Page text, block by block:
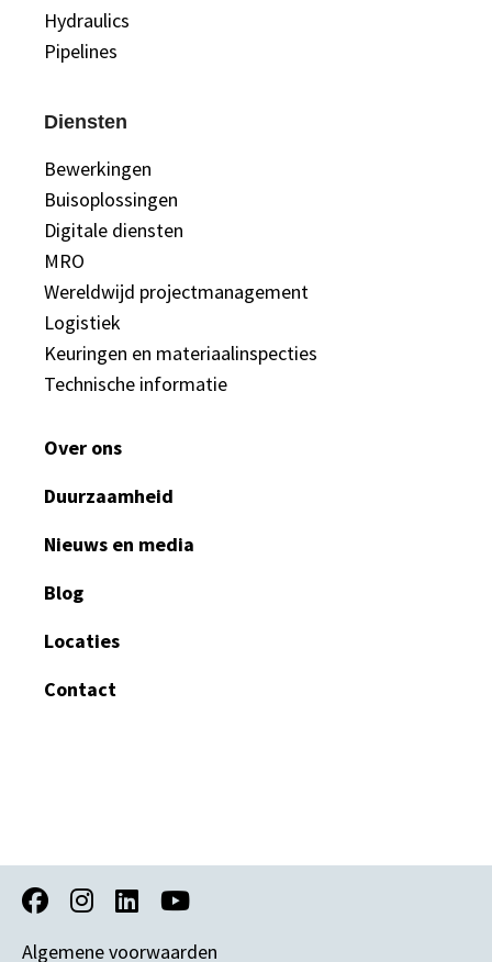
Hydraulics
Pipelines
Diensten
Bewerkingen
Buisoplossingen
Digitale diensten
MRO
Wereldwijd projectmanagement
Logistiek
Keuringen en materiaalinspecties
Technische informatie
Over ons
Duurzaamheid
Nieuws en media
Blog
Locaties
Contact
Algemene voorwaarden